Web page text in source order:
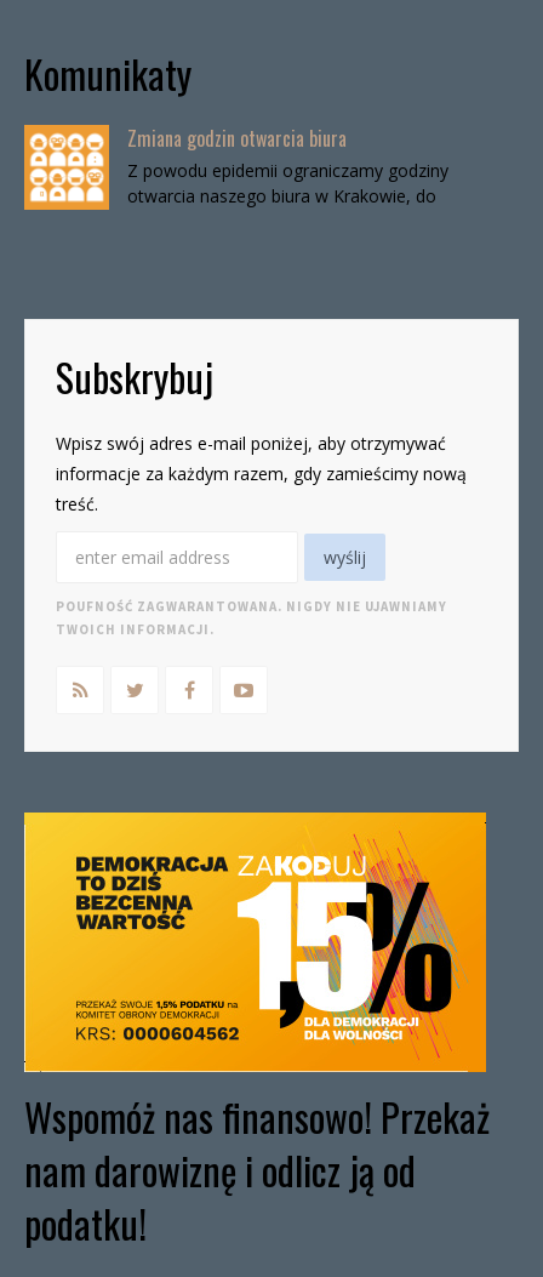
Komunikaty
Zmiana godzin otwarcia biura
Z powodu epidemii ograniczamy godziny
otwarcia naszego biura w Krakowie, do
Subskrybuj
Wpisz swój adres e-mail poniżej, aby otrzymywać
informacje za każdym razem, gdy zamieścimy nową
treść.
POUFNOŚĆ ZAGWARANTOWANA. NIGDY NIE UJAWNIAMY
TWOICH INFORMACJI.
Wspomóż nas finansowo! Przekaż
nam darowiznę i odlicz ją od
podatku!